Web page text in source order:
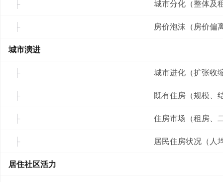
城市分化（整体及
房价泡沫（房价偏
城市演进
城市进化（扩张收
既有住房（规模、
住房市场（租房、
居民住房状况（人
居住社区活力